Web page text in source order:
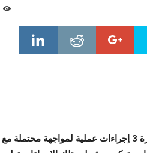
اتخذت تركيا خلال الأسابيع الأخيرة 3 إجراءات عملية لمواجهة محتملة مع